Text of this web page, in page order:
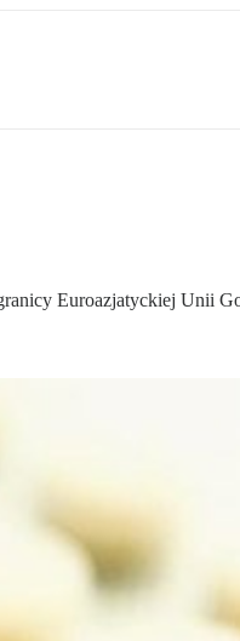
Euroazjatyckiej Unii